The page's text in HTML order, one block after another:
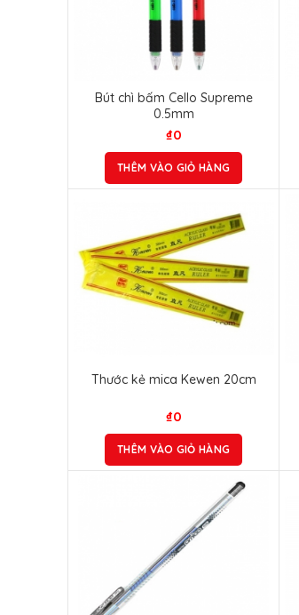
Bút chì bấm Cello Supreme
0.5mm
₫0
THÊM VÀO GIỎ HÀNG
Thước kẻ mica Kewen 20cm
₫0
THÊM VÀO GIỎ HÀNG